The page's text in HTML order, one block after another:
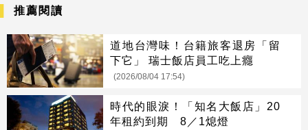
推薦閱讀
道地台灣味！台籍旅客退房「留
下它」 瑞士飯店員工吃上癮
(2026/08/04 17:54)
時代的眼淚！「知名大飯店」20
年租約到期 8／1熄燈